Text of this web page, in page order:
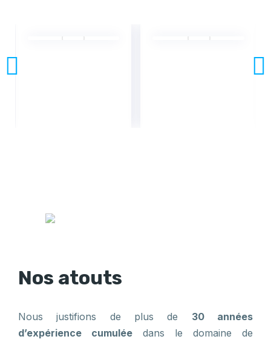
Nos atouts
Nous justifions de plus de 30 années
d’expérience cumulée dans le domaine de